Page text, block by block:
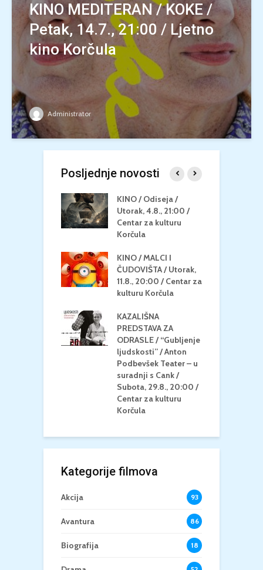
KINO MEDITERAN / KOKE /
Petak, 14.7., 21:00 / Ljetno
kino Korčula
Administrator
Posljednje novosti
KINO / Odiseja /
Utorak, 4.8., 21:00 /
Centar za kulturu
Korčula
KINO / MALCI I
ČUDOVIŠTA / Utorak,
11.8., 20:00 / Centar za
kulturu Korčula
KAZALIŠNA
PREDSTAVA ZA
ODRASLE / “Gubljenje
ljudskosti” / Anton
Podbevšek Teater – u
suradnji s Cank /
Subota, 29.8., 20:00 /
Centar za kulturu
Korčula
Kategorije filmova
Akcija 93
Avantura 86
Biografija 18